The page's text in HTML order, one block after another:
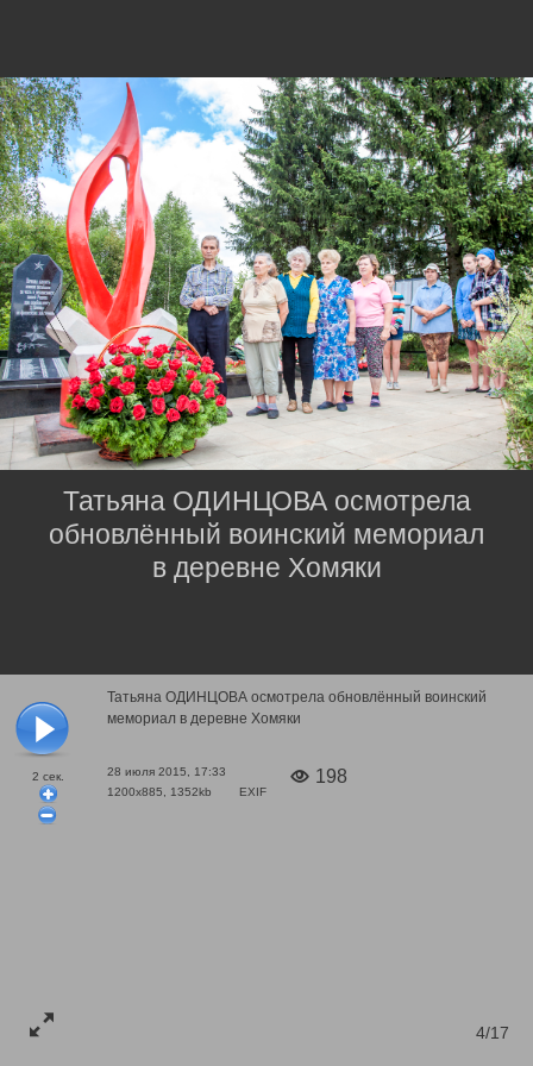
2 сек.
Татьяна ОДИНЦОВА осмотрела обновлённый воинский
мемориал в деревне Хомяки
28 июля 2015, 17:33
1200x885, 1352kb
EXIF
198
4/17
Татьяна ОДИНЦОВА осмотрела
обновлённый воинский мемориал
в деревне Хомяки